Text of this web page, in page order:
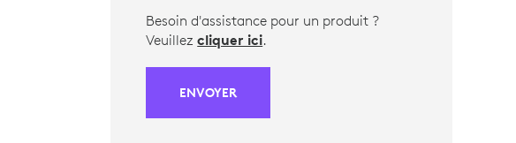
Besoin d'assistance pour un produit ?
Veuillezcliquer ici.
ENVOYER